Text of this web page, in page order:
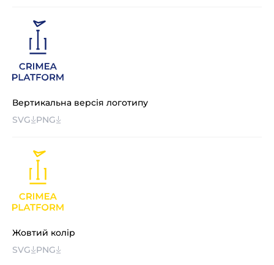
Вертикальна версія логотипу
SVG
PNG
Жовтий колір
SVG
PNG